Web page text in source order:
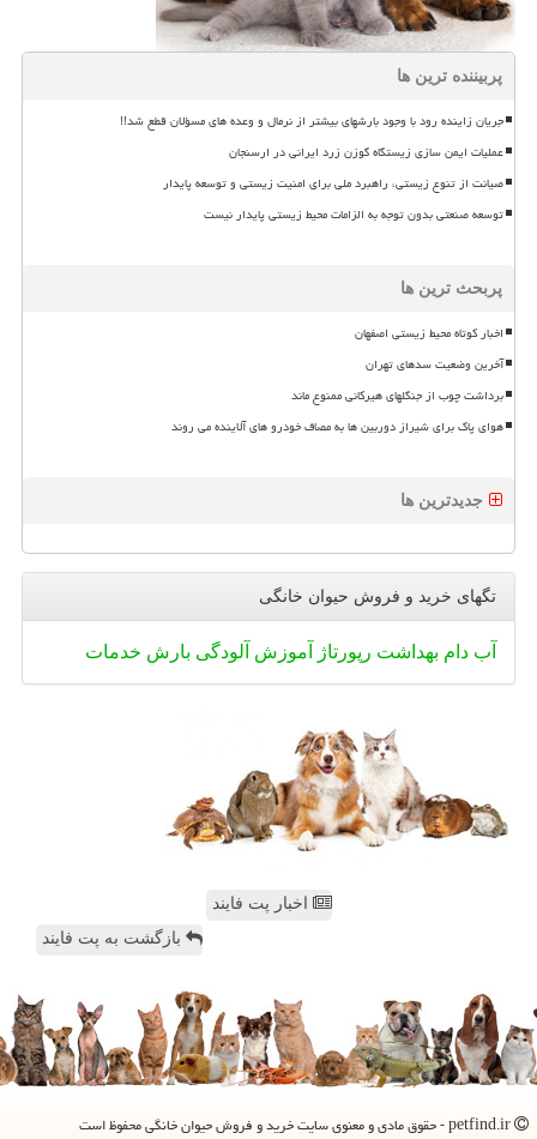
پربیننده ترین ها
جریان زاینده رود با وجود بارشهای بیشتر از نرمال و وعده های مسؤلان قطع شد!!
عملیات ایمن سازی زیستگاه گوزن زرد ایرانی در ارسنجان
صیانت از تنوع زیستی، راهبرد ملی برای امنیت زیستی و توسعه پایدار
توسعه صنعتی بدون توجه به الزامات محیط زیستی پایدار نیست
پربحث ترین ها
اخبار کوتاه محیط زیستی اصفهان
آخرین وضعیت سدهای تهران
برداشت چوب از جنگلهای هیرکانی ممنوع ماند
هوای پاک برای شیراز دوربین ها به مصاف خودرو های آلاینده می روند
جدیدترین ها
تگهای خرید و فروش حیوان خانگی
آب دام بهداشت رپورتاژ آموزش آلودگی بارش خدمات
اخبار پت فایند
بازگشت به پت فایند